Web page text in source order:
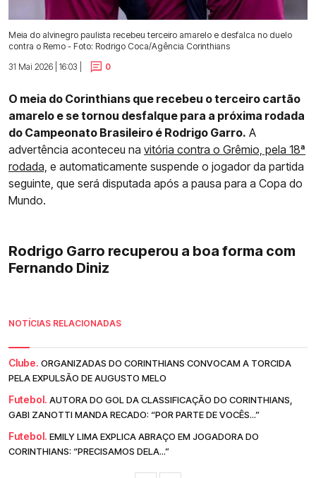
Meia do alvinegro paulista recebeu terceiro amarelo e desfalca no duelo
contra o Remo - Foto: Rodrigo Coca/Agência Corinthians
31 Mai 2026 | 16:03 |
0
O meia do Corinthians que recebeu o terceiro cartão
amarelo e se tornou desfalque para a próxima rodada
do Campeonato Brasileiro é Rodrigo Garro. A
advertência aconteceu na vitória contra o Grêmio, pela 18ª
rodada, e automaticamente suspende o jogador da partida
seguinte, que será disputada após a pausa para a Copa do
Mundo.
Rodrigo Garro recuperou a boa forma com
Fernando Diniz
NOTÍCIAS RELACIONADAS
Clube. ORGANIZADAS DO CORINTHIANS CONVOCAM A TORCIDA
PELA EXPULSÃO DE AUGUSTO MELO
Futebol. AUTORA DO GOL DA CLASSIFICAÇÃO DO CORINTHIANS,
GABI ZANOTTI MANDA RECADO: “POR PARTE DE VOCÊS...”
Futebol. EMILY LIMA EXPLICA ABRAÇO EM JOGADORA DO
CORINTHIANS: “PRECISAMOS DELA...”